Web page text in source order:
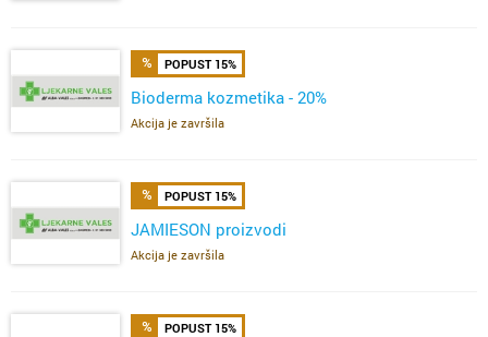
POPUST 15%
Bioderma kozmetika - 20%
Akcija je završila
POPUST 15%
JAMIESON proizvodi
Akcija je završila
POPUST 15%